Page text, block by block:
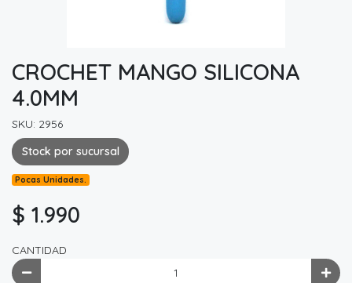
CROCHET MANGO SILICONA
4.0MM
SKU: 2956
Stock por sucursal
Pocas Unidades.
$ 1.990
CANTIDAD